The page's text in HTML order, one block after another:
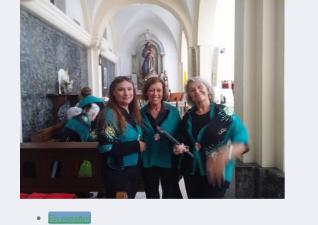
En español